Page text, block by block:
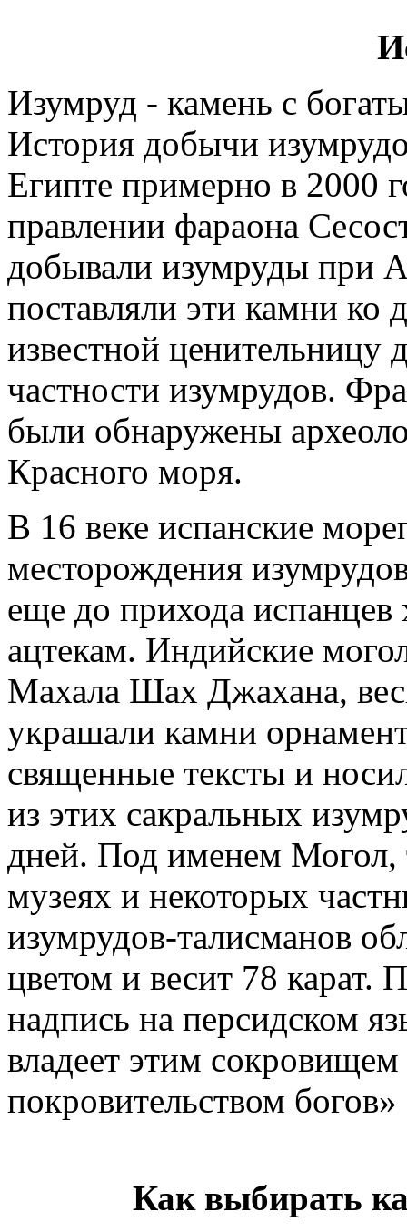
Изумруд - камень с
История добычи
Египте примерно в 2000
правлении фараона
добывали изумруды при
поставляли эти камни
известной ценительницу
частности изумрудов.
были обнаружены
Красного моря.
В 16 веке испанские
месторождения
еще до прихода
ацтекам. Индийские
Махала Шах Джахана,
украшали камни
священные тексты и
из этих сакральных
дней. Под именем Могол,
музеях и некоторых
изумрудов-талисманов
цветом и весит 78 карат.
надпись на персидском
владеет этим
покровительством богов»
Как выбирать